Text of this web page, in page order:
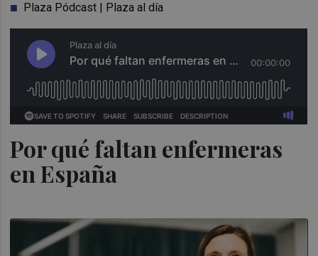
Por qué faltan enfermeras
en España
Plaza Pódcast | Plaza al día